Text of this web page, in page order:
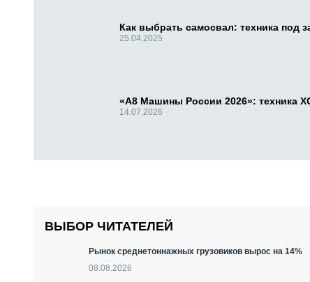
Как выбрать самосвал: техника под
25.04.2025
«А8 Машины России 2026»: техника
14.07.2026
ВЫБОР ЧИТАТЕЛЕЙ
Рынок среднетоннажных грузовиков вырос на 14%
08.08.2026